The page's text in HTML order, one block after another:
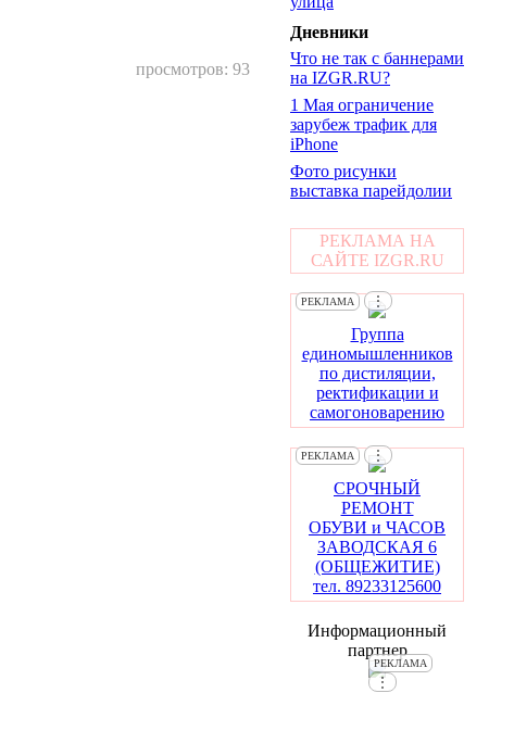
просмотров: 93
Дневники
Что не так с баннерами
на IZGR.RU?
1 Мая ограничение
зарубеж трафик для
iPhone
Фото рисунки
выставка парейдолии
РЕКЛАМА НА
САЙТЕ IZGR.RU
РЕКЛАМА ⋮
Группа
единомышленников
по дистиляции,
ректификации и
самогоноварению
РЕКЛАМА ⋮
СРОЧНЫЙ
РЕМОНТ
ОБУВИ и ЧАСОВ
ЗАВОДСКАЯ 6
(ОБЩЕЖИТИЕ)
тел. 89233125600
Информационный
партнер
РЕКЛАМА
⋮